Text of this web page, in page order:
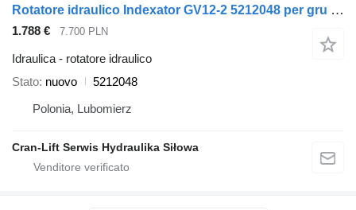
Rotatore idraulico Indexator GV12-2 5212048 per gru per autocarro
1.788 € 7.700 PLN
Idraulica - rotatore idraulico
Stato nuovo
5212048
Polonia, Lubomierz
Cran-Lift Serwis Hydraulika Siłowa